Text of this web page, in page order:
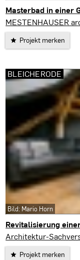
Masterbad in einer
Leipzig
MESTENHAUSER
Projekt merken
Revitalisierung
Bleicherode
Architektur-
Projekt merken
BLEICHERODE
Bild: Mario Horn